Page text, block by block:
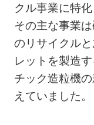
クル事業に特
その主な事業
のリサイクル
レットを製造
チック造粒機
えていました。